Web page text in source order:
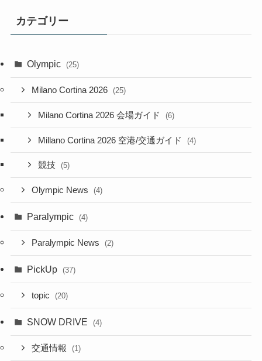
カテゴリー
Olympic (25)
Milano Cortina 2026 (25)
Milano Cortina 2026 会場ガイド (6)
Millano Cortina 2026 空港/交通ガイド (4)
競技 (5)
Olympic News (4)
Paralympic (4)
Paralympic News (2)
PickUp (37)
topic (20)
SNOW DRIVE (4)
交通情報 (1)